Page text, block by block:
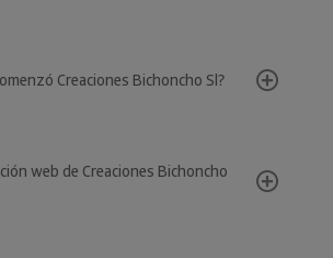
Creaciones Bichoncho Sl?
web de Creaciones Bichoncho